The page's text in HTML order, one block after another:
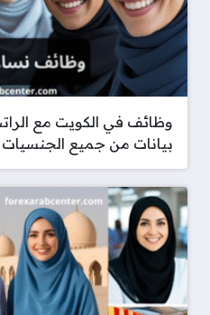
وظائف في الكويت مع
بيانات من جميع الجنسيات